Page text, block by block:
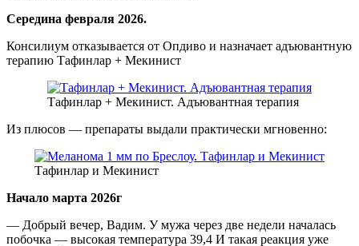
Середина февраля 2026.
Консилиум отказывается от Опдиво и назначает адъювантную
терапию Тафинлар + Мекинист
Тафинлар + Мекинист. Адъювантная терапия
Из плюсов — препараты выдали практически мгновенно:
Тафинлар и Мекинист
Начало марта 2026г
— Добрый вечер, Вадим. У мужа через две недели началась
побочка — высокая температура 39,4 И такая реакция уже